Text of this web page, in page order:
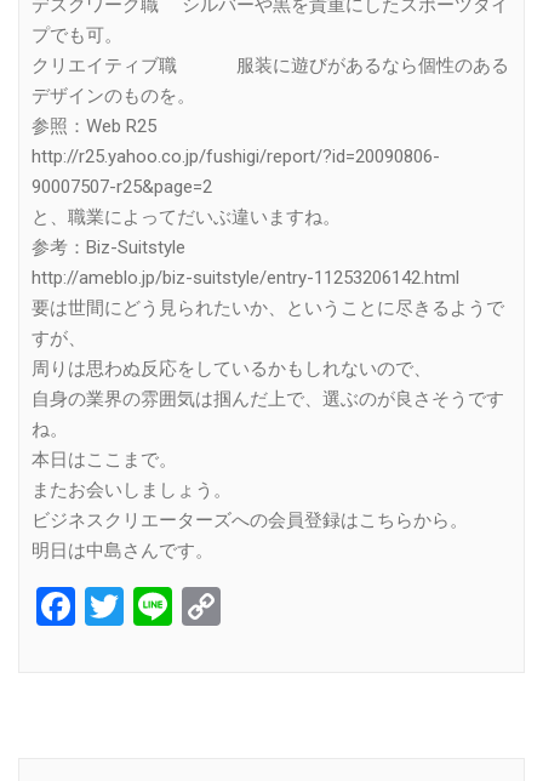
デスクワーク職 シルバーや黒を貴重にしたスポーツタイ
プでも可。
クリエイティブ職 服装に遊びがあるなら個性のある
デザインのものを。
参照：Web R25
http://r25.yahoo.co.jp/fushigi/report/?id=20090806-
90007507-r25&page=2
と、職業によってだいぶ違いますね。
参考：Biz-Suitstyle
http://ameblo.jp/biz-suitstyle/entry-11253206142.html
要は世間にどう見られたいか、ということに尽きるようで
すが、
周りは思わぬ反応をしているかもしれないので、
自身の業界の雰囲気は掴んだ上で、選ぶのが良さそうです
ね。
本日はここまで。
またお会いしましょう。
ビジネスクリエーターズへの会員登録はこちらから。
明日は中島さんです。
Facebook
Twitter
Line